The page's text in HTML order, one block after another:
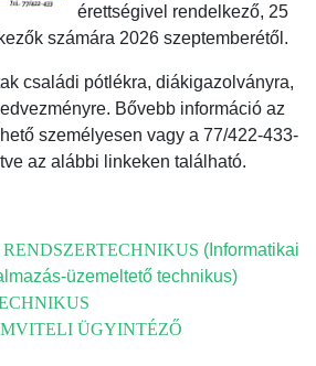
érettségivel rendelkező, 25
számára 2026 szeptemberétől.
családi pótlékra, diákigazolványra,
Bővebb információ az
személyesen vagy a 77/422-433-
az alábbi linkeken található.
(Informatikai
üzemeltető technikus)
ÜGYINTÉZŐ